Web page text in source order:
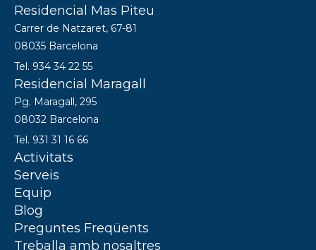
Residencial Mas Piteu
Carrer de Natzaret, 67-81
08035 Barcelona
Tel. 934 34 22 55
Residencial Maragall
Pg. Maragall, 295
08032 Barcelona
Tel. 931 31 16 66
Activitats
Serveis
Equip
Blog
Preguntes Freqüents
Treballa amb nosaltres